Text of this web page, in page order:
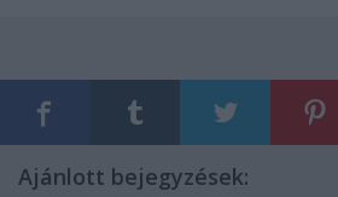
Ajánlott bejegyzések: